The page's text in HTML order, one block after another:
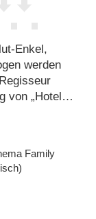
Enkel,
werden
von „Hotel
Family